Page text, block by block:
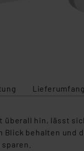
Lieferumfang
überall hin, lässt
Blick behalten und